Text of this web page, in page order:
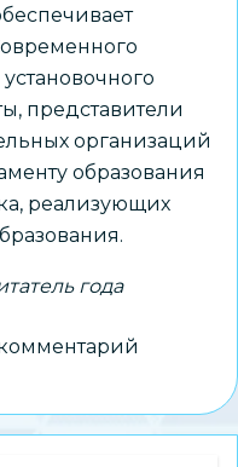
представители
организаций
образования
реализующих
года